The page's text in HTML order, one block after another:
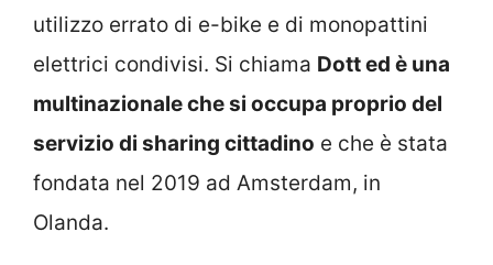
utilizzo errato di e-bike e di monopattini
elettrici condivisi. Si chiama Dott ed è una
multinazionale che si occupa proprio del
servizio di sharing cittadino e che è stata
fondata nel 2019 ad Amsterdam, in
Olanda.